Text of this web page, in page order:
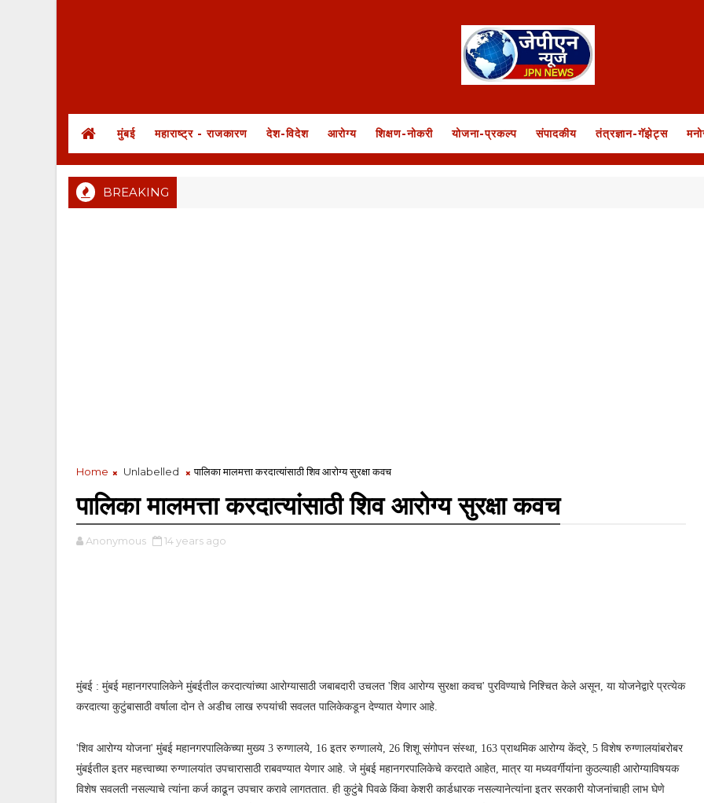
मुंबई महाराष्ट्र - राजकारण देश-विदेश आरोग्य शिक्षण-नोकरी योजना-प्रकल्प संपादकीय तंत्रज्ञान-गॅझेट्स
BREAKING
Home Unlabelled पालिका मालमत्ता करदात्यांसाठी शिव आरोग्य सुरक्षा कवच
पालिका मालमत्ता करदात्यांसाठी शिव आरोग्य सुरक्षा कवच
Anonymous 14 years ago
मुंबई : मुंबई महानगरपालिकेने मुंबईतील करदात्यांच्या आरोग्यासाठी जबाबदारी उचलत 'शिव आरोग्य सुरक्षा कवच' पुरविण्याचे निश्चित केले असून, या योजनेद्वारे प्रत्येक
करदात्या कुटुंबासाठी वर्षाला दोन ते अडीच लाख रुपयांची सवलत पालिकेकडून देण्यात येणार आहे.
'शिव आरोग्य योजना' मुंबई महानगरपालिकेच्या मुख्य 3 रुग्णालये, 16 इतर रुग्णालये, 26 शिशू संगोपन संस्था, 163 प्राथमिक आरोग्य केंद्रे, 5 विशेष रुग्णालयांबरोबर
मुंबईतील इतर महत्त्वाच्या रुग्णालयांत उपचारासाठी राबवण्यात येणार आहे. जे मुंबई महानगरपालिकेचे करदाते आहेत, मात्र या मध्यवर्गीयांना कुठल्याही आरोग्याविषयक
विशेष सवलती नसल्याचे त्यांना कर्ज काढून उपचार करावे लागततात. ही कुटुंबे पिवळे किंवा केशरी कार्डधारक नसल्यानेत्यांना इतर सरकारी योजनांचाही लाभ घेणे